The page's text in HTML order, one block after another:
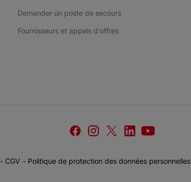
Demander un poste de secours
Fournisseurs et appels d'offres
facebook
française
instagram
française
twitter
française
linkedin
française
youtube
française
CGV Politique de protection des données personnelles